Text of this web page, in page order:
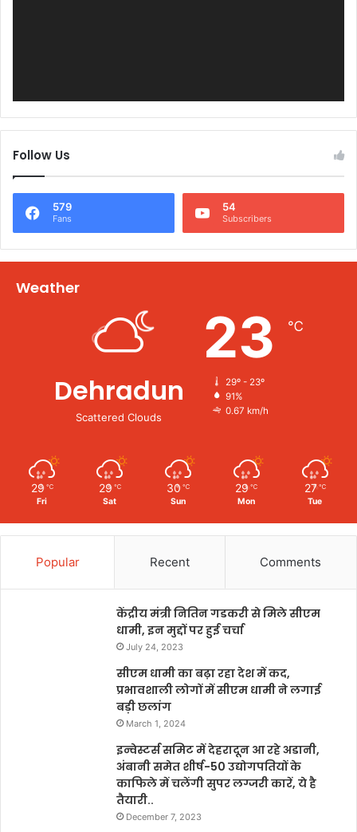
Follow Us
579
Fans
54
Subscribers
Weather
Dehradun
Scattered Clouds
23 ℃
29º - 23º
91%
0.67 km/h
29 ℃
Fri
29 ℃
Sat
30 ℃
Sun
29 ℃
Mon
27 ℃
Tue
Popular Recent Comments
केंद्रीय मंत्री नितिन गडकरी से मिले सीएम
धामी, इन मुद्दों पर हुई चर्चा
July 24, 2023
सीएम धामी का बढ़ा रहा देश में कद,
प्रभावशाली लोगों में सीएम धामी ने लगाई
बड़ी छलांग
March 1, 2024
इन्वेस्टर्स समिट में देहरादून आ रहे अडानी,
अंबानी समेत शीर्ष-50 उद्योगपतियों के
काफिले में चलेंगी सुपर लग्जरी कारें, ये है
तैयारी..
December 7, 2023